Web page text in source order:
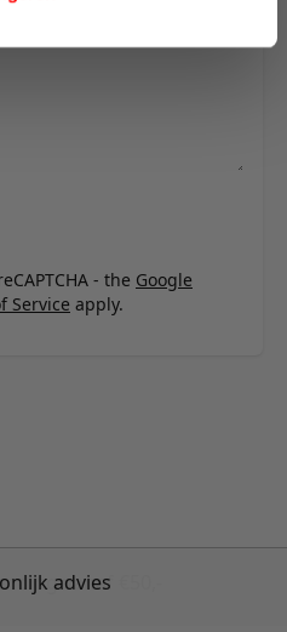
- the Google
Service apply.
vanaf €50,-